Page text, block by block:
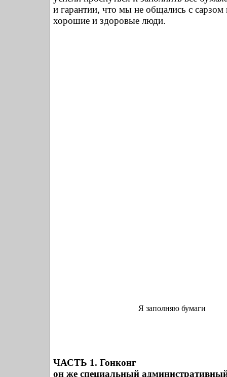
и гарантии, что мы не общались с
хорошие и здоровые люди.
Я заполняю бумаги
ЧАСТЬ 1. Гонконг
он же специальный